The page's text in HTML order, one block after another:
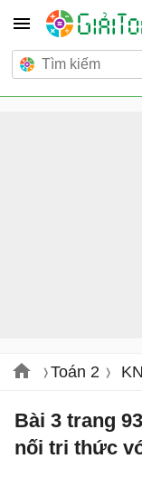
Toán 2
Bài 3 trang
nối tri thức